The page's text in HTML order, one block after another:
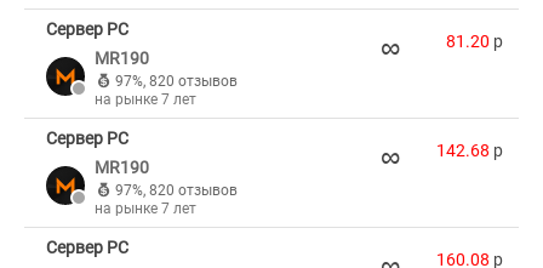
Сервер PC
MR190
97%, 820 отзывов
на рынке 7 лет
∞ 81.20 p
Сервер PC
MR190
97%, 820 отзывов
на рынке 7 лет
∞ 142.68 p
Сервер PC
160.08 p